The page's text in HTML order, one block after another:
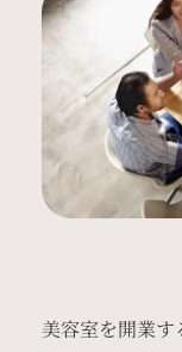
美容室を開業す